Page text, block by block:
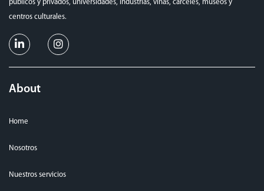
públicos y privados, universidades, industrias, viñas, cárceles, museos y
centros culturales.
About
Home
Nosotros
Nuestros servicios